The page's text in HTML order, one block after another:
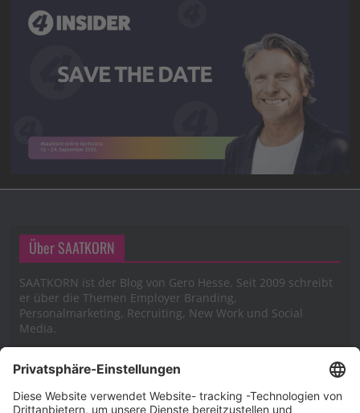
Über SAATKORN
SAATKORN ist der Blog von Gero Hesse. Seit 2009 schreibt
er über die Themen Employer Branding,
Personalmarketing, Recruiting, New Work und Social
Media.